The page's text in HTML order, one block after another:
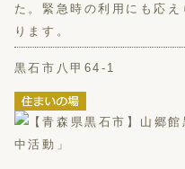
た。緊急時の利用にも応
ります。
黒石市八甲64-1